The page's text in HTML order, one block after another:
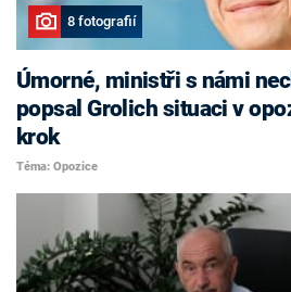
8 fotografií
Úmorné, ministři s námi
popsal Grolich situaci v
krok
Téma: Opozice